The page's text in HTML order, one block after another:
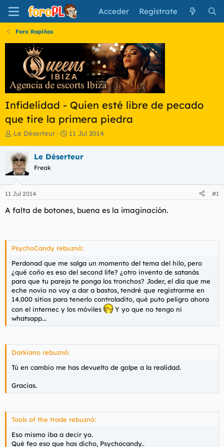
Acceder Regístrate
Foro Rapiñas
Infidelidad - Quien esté libre de pecado
que tire la primera piedra
I
c
i
a
d
o
d
t
e
a
Le Déserteur
F
h
e
i
o
11 Jul 2014
Le Déserteur
Freak
11 Jul 2014 #1
A falta de botones, buena es la imaginación.
PsychoCandy rebuznó:
Perdonad que me salga un momento del tema del hilo, pero
¿qué coño es eso del second life? ¿otro invento de satanás
para que tu pareja te ponga los tronchos? Joder, el día que me
eche novio no voy a dar a bastos, tendré que registrarme en
14.000 sitios para tenerlo controladito, qué puto peligro ahora
con el internec y los móviles
Y yo que no tengo ni
whatsapp...
Darkiano rebuznó:
Tú en cambio me has devuelto de golpe a la realidad.
Gracias.
Tools of the trade rebuznó:
Eso mismo iba a decir yo.
Qué feo eso que has dicho, Psychocandy..